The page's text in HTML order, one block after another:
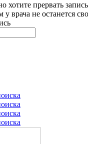
хотите прервать
врача не останется